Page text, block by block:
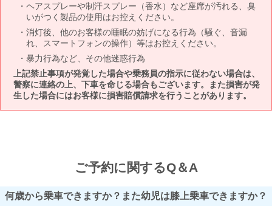
ヘアスプレーや制汗スプレー（香水）など座席が汚れる、臭
いがつく製品の使用はお控えください。
消灯後、他のお客様の睡眠の妨げになる行為（騒ぐ、音漏
れ、スマートフォンの操作）等はお控えください。
暴力行為など、その他迷惑行為
上記禁止事項が発覚した場合や乗務員の指示に従わない場合は、
警察に連絡の上、下車を命じる場合もございます。また損害が発
生した場合にはお客様に損害賠償請求を行うことがあります。
ご予約に関するQ＆A
何歳から乗車できますか？また幼児は膝上乗車できますか？